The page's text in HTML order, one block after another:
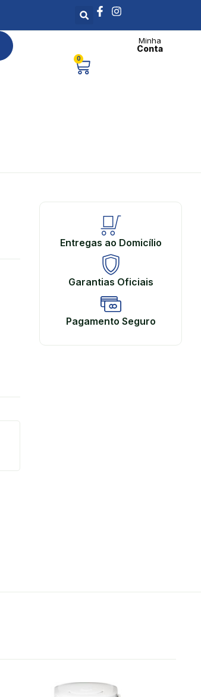
Minha
Conta
0
Entregas ao Domicílio
Garantias Oficiais
Pagamento Seguro